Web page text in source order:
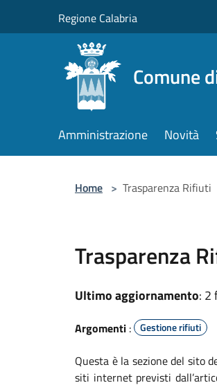
Regione Calabria
Comune
Amministrazione Novità
Home > Trasparenza Rifiuti
Trasparenza
Ultimo aggiornamento: 2
Argomenti : Gestione rifiuti
Questa è la sezione del sito
siti internet previsti